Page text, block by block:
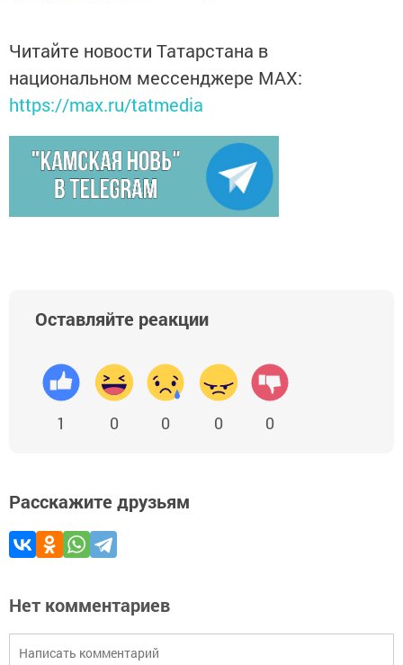
Читайте новости Татарстана в
национальном мессенджере MАХ:
https://max.ru/tatmedia
Оставляйте реакции
1 0 0 0 0
Расскажите друзьям
Нет комментариев